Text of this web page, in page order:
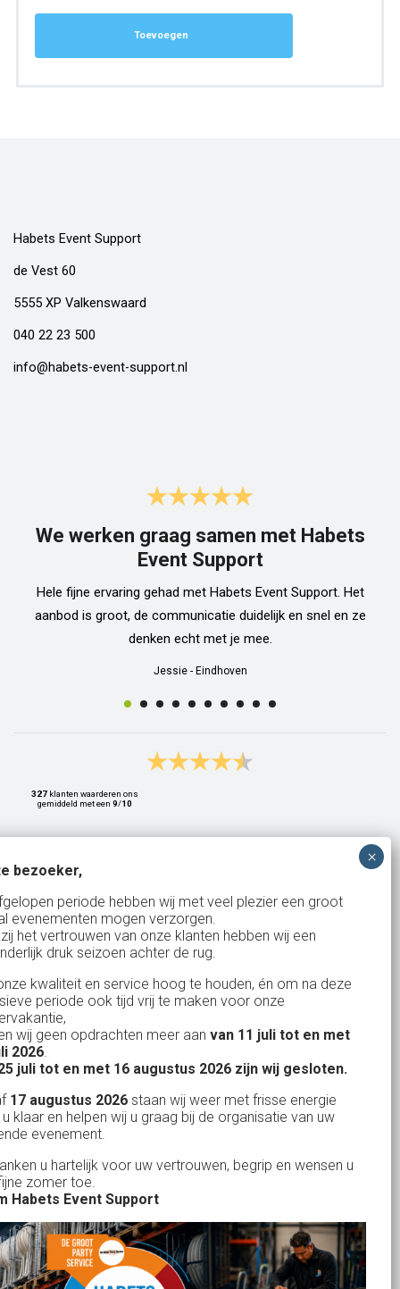
Toevoegen
Habets Event Support
de Vest 60
5555 XP Valkenswaard
040 22 23 500
info@habets-event-support.nl
We werken graag samen met Habets
Event Support
Hele fijne ervaring gehad met Habets Event Support. Het
aanbod is groot, de communicatie duidelijk en snel en ze
denken echt met je mee.
Jessie - Eindhoven
327 klanten waarderen ons
gemiddeld met een 9/10
Bank: NL15ABNA0561810710
KvK: 17167131
BTW: NL.1678.53.296.B01
Uw partner in:
Evenementen verhuur
Feestverhuur
Licht- en Geluidverhuur
Horeca verhuur
Partyverhuur
Je vindt ons op
bezoeker,
periode hebben wij met veel plezier een groot
evenementen mogen verzorgen.
het vertrouwen van onze klanten hebben wij een
druk seizoen achter de rug.
kwaliteit en service hoog te houden, én om na deze
periode ook tijd vrij te maken voor onze
wij geen opdrachten meer aan van 11 juli tot en met
2026.
juli tot en met 16 augustus 2026 zijn wij gesloten.
17 augustus 2026 staan wij weer met frisse energie
klaar en helpen wij u graag bij de organisatie van uw
evenement.
u hartelijk voor uw vertrouwen, begrip en wensen u
zomer toe.
Habets Event Support